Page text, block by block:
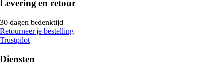
Levering en retour
30 dagen bedenktijd
Retourneer je bestelling
Trustpilot
Diensten